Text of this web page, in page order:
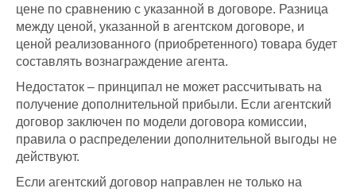
цене по сравнению с указанной в договоре. Разница
между ценой, указанной в агентском договоре, и
ценой реализованного (приобретенного) товара будет
составлять вознаграждение агента.
Недостаток – принципал не может рассчитывать на
получение дополнительной прибыли. Если агентский
договор заключен по модели договора комиссии,
правила о распределении дополнительной выгоды не
действуют.
Если агентский договор направлен не только на